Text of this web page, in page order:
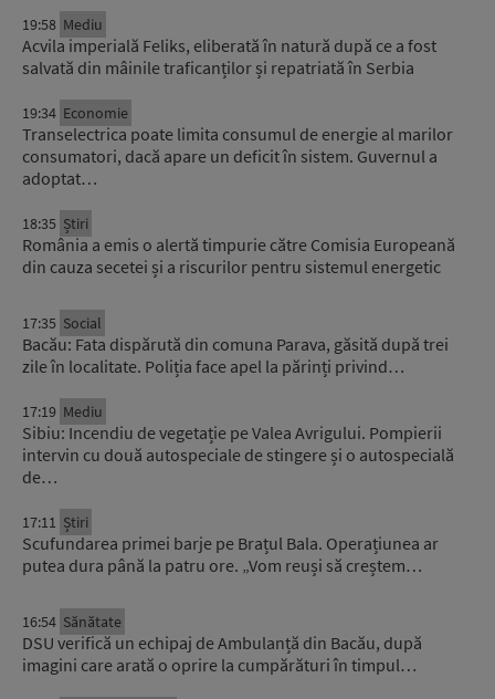
19:58 Mediu
Acvila imperială Feliks, eliberată în natură după ce a fost
salvată din mâinile traficanților și repatriată în Serbia
19:34 Economie
Transelectrica poate limita consumul de energie al marilor
consumatori, dacă apare un deficit în sistem. Guvernul a
adoptat…
18:35 Știri
România a emis o alertă timpurie către Comisia Europeană
din cauza secetei și a riscurilor pentru sistemul energetic
17:35 Social
Bacău: Fata dispărută din comuna Parava, găsită după trei
zile în localitate. Poliția face apel la părinți privind…
17:19 Mediu
Sibiu: Incendiu de vegetație pe Valea Avrigului. Pompierii
intervin cu două autospeciale de stingere și o autospecială
de…
17:11 Știri
Scufundarea primei barje pe Brațul Bala. Operațiunea ar
putea dura până la patru ore. „Vom reuși să creștem…
16:54 Sănătate
DSU verifică un echipaj de Ambulanță din Bacău, după
imagini care arată o oprire la cumpărături în timpul…